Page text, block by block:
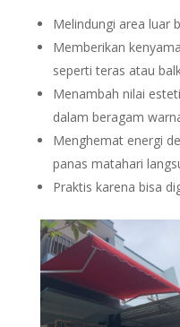
Melindungi area luar
Memberikan
seperti teras atau
Menambah nilai
dalam beragam
Menghemat energi
panas matahari
Praktis karena bisa